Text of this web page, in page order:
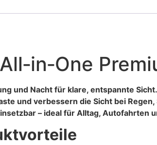
und Nacht für klare, entspannte
und verbessern die Sicht bei Regen,
– ideal für Alltag, Autofahrten